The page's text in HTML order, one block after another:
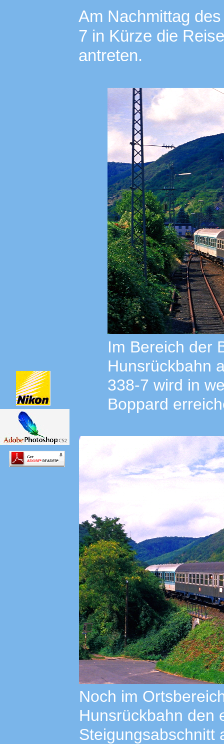
Am Nachmittag
7 in Kürze die
antreten.
Im Bereich der
Hunsrückbahn
338-7 wird in
Boppard
Noch im
Hunsrückbahn den
Steigungsabschnitt